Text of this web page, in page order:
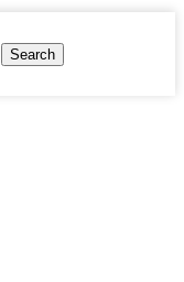
Search